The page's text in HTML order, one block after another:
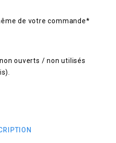
de votre commande*
ouverts / non utilisés